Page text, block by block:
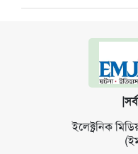
ইলেক্ট্র‌নিক